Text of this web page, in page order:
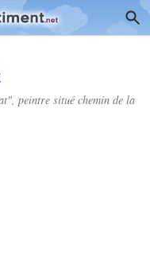
peintre situé chemin de la